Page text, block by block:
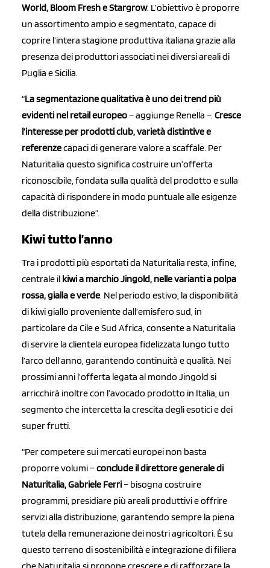
World, Bloom Fresh e Stargrow. L’obiettivo è proporre
un assortimento ampio e segmentato, capace di
coprire l’intera stagione produttiva italiana grazie alla
presenza dei produttori associati nei diversi areali di
Puglia e Sicilia.
“La segmentazione qualitativa è uno dei trend più
evidenti nel retail europeo– aggiunge Renella –. Cresce
l’interesse per prodotti club, varietà distintive e
referenzecapaci di generare valore a scaffale. Per
Naturitalia questo significa costruire un’offerta
riconoscibile, fondata sulla qualità del prodotto e sulla
capacità di rispondere in modo puntuale alle esigenze
della distribuzione”.
Kiwi tutto l’anno
Tra i prodotti più esportati da Naturitalia resta, infine,
centrale il kiwi a marchio Jingold, nelle varianti a polpa
rossa, gialla e verde. Nel periodo estivo, la disponibilità
di kiwi giallo proveniente dall’emisfero sud, in
particolare da Cile e Sud Africa, consente a Naturitalia
di servire la clientela europea fidelizzata lungo tutto
l’arco dell’anno, garantendo continuità e qualità. Nei
prossimi anni l’offerta legata al mondo Jingold si
arricchirà inoltre con l’avocado prodotto in Italia, un
segmento che intercetta la crescita degli esotici e dei
super frutti.
“Per competere sui mercati europei non basta
proporre volumi –conclude il direttore generale di
Naturitalia, Gabriele Ferri– bisogna costruire
programmi, presidiare più areali produttivi e offrire
servizi alla distribuzione, garantendo sempre la piena
tutela della remunerazione dei nostri agricoltori. È su
questo terreno di sostenibilità e integrazione di filiera